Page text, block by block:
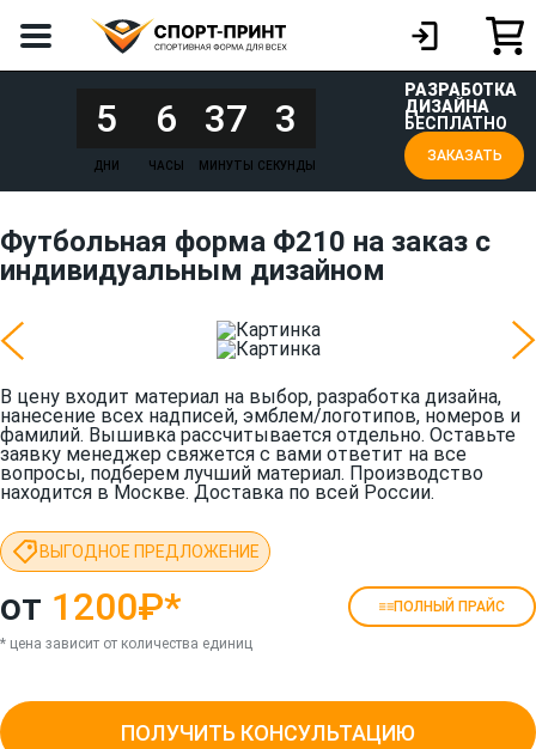
5
ДНИ
6
ЧАСЫ
37
МИНУТЫ
3
СЕКУНДЫ
РАЗРАБОТКА
ДИЗАЙНА
БЕСПЛАТНО
ЗАКАЗАТЬ
Футбольная форма Ф210 на заказ с
индивидуальным дизайном
В цену входит материал на выбор, разработка дизайна,
нанесение всех надписей, эмблем/логотипов, номеров и
фамилий. Вышивка рассчитывается отдельно. Оставьте
заявку менеджер свяжется с вами ответит на все
вопросы, подберем лучший материал. Производство
находится в Москве. Доставка по всей России.
ВЫГОДНОЕ ПРЕДЛОЖЕНИЕ
от 1200₽* ПОЛНЫЙ ПРАЙС
* цена зависит от количества единиц
ПОЛУЧИТЬ КОНСУЛЬТАЦИЮ